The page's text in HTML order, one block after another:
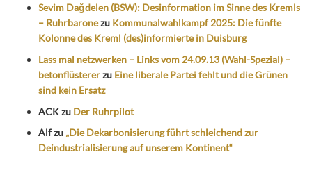
Sevim Dağdelen (BSW): Desinformation im Sinne des Kremls
– Ruhrbaronezu Kommunalwahlkampf 2025: Die fünfte
Kolonne des Kreml (des)informierte in Duisburg
Lass mal netzwerken – Links vom 24.09.13 (Wahl-Spezial) –
betonflüstererzu Eine liberale Partei fehlt und die Grünen
sind kein Ersatz
ACKzu Der Ruhrpilot
Alfzu „Die Dekarbonisierung führt schleichend zur
Deindustrialisierung auf unserem Kontinent“